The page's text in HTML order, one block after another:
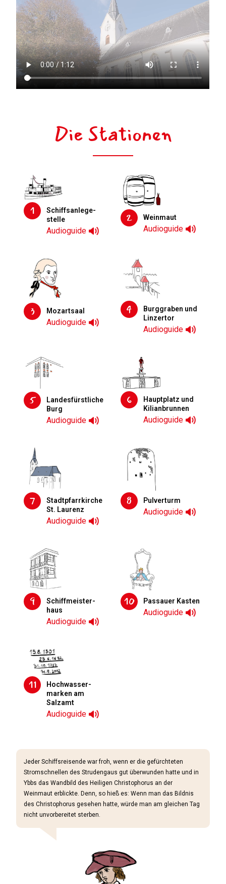
Die Stationen
1
Schiffs­anlege­
stelle
Audioguide
2 Weinmaut
Audioguide
3 Mozartsaal
Audioguide
4
Burg­graben und
Linzertor
Audioguide
5
Landes­fürstliche
Burg
Audioguide
6
Haupt­platz und
Kilian­brunnen
Audioguide
7
Stadt­pfarrkirche
St. Laurenz
Audioguide
8 Pulverturm
Audioguide
9
Schiff­meister­
haus
Audioguide
10 Passauer Kasten
Audioguide
11
Hoch­wasser­
marken am
Salzamt
Audioguide
Jeder Schiffsreisende war froh, wenn er die gefürchteten
Stromschnellen des Strudengaus gut überwunden hatte und in
Ybbs das Wandbild des Heiligen Christophorus an der
Weinmaut erblickte. Denn, so hieß es: Wenn man das Bildnis
des Christophorus gesehen hatte, würde man am gleichen Tag
nicht unvorbereitet sterben.